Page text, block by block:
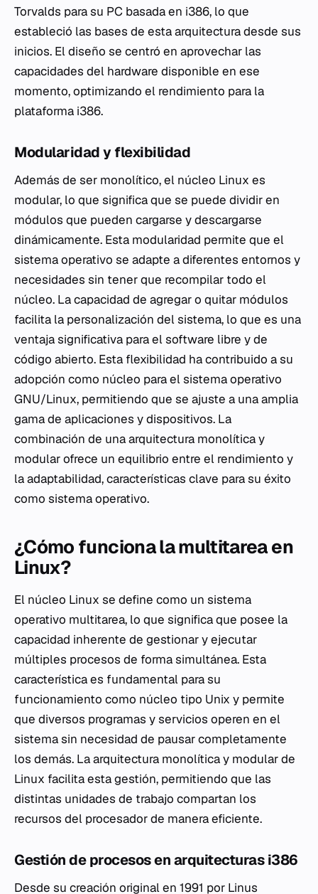
Torvalds para su PC basada en i386, lo que
estableció las bases de esta arquitectura desde sus
inicios. El diseño se centró en aprovechar las
capacidades del hardware disponible en ese
momento, optimizando el rendimiento para la
plataforma i386.
Modularidad y flexibilidad
Además de ser monolítico, el núcleo Linux es
modular, lo que significa que se puede dividir en
módulos que pueden cargarse y descargarse
dinámicamente. Esta modularidad permite que el
sistema operativo se adapte a diferentes entornos y
necesidades sin tener que recompilar todo el
núcleo. La capacidad de agregar o quitar módulos
facilita la personalización del sistema, lo que es una
ventaja significativa para el software libre y de
código abierto. Esta flexibilidad ha contribuido a su
adopción como núcleo para el sistema operativo
GNU/Linux, permitiendo que se ajuste a una amplia
gama de aplicaciones y dispositivos. La
combinación de una arquitectura monolítica y
modular ofrece un equilibrio entre el rendimiento y
la adaptabilidad, características clave para su éxito
como sistema operativo.
¿Cómo funciona la multitarea en
Linux?
El núcleo Linux se define como un sistema
operativo multitarea, lo que significa que posee la
capacidad inherente de gestionar y ejecutar
múltiples procesos de forma simultánea. Esta
característica es fundamental para su
funcionamiento como núcleo tipo Unix y permite
que diversos programas y servicios operen en el
sistema sin necesidad de pausar completamente
los demás. La arquitectura monolítica y modular de
Linux facilita esta gestión, permitiendo que las
distintas unidades de trabajo compartan los
recursos del procesador de manera eficiente.
Gestión de procesos en arquitecturas i386
Desde su creación original en 1991 por Linus